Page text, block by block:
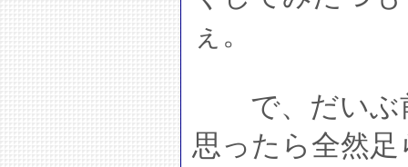
ぇ。
で、だいぶ
思ったら全然